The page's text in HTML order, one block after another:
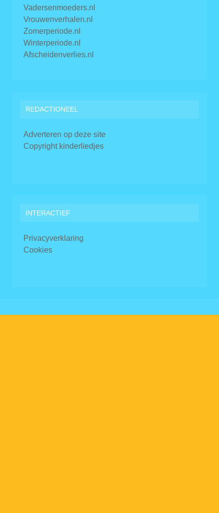
Vadersenmoeders.nl
Vrouwenverhalen.nl
Zomerperiode.nl
Winterperiode.nl
Afscheidenverlies.nl
REDACTIONEEL
Adverteren op deze site
Copyright kinderliedjes
INTERACTIEF
Privacyverklaring
Cookies